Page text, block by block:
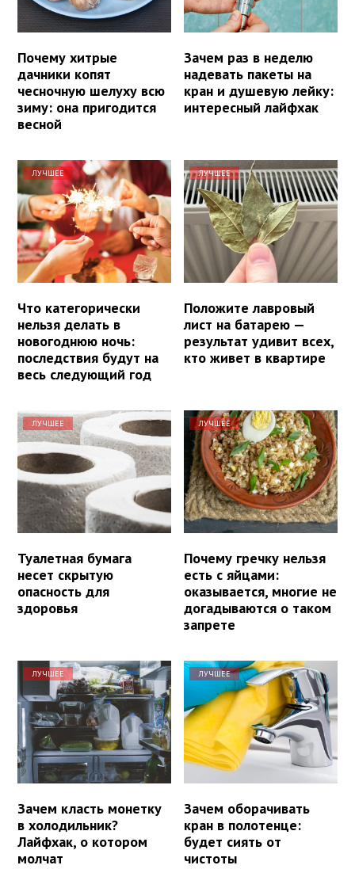
Почему хитрые
дачники копят
чесночную шелуху всю
зиму: она пригодится
весной
Зачем раз в неделю
надевать пакеты на
кран и душевую лейку:
интересный лайфхак
ЛУЧШЕЕ
Что категорически
нельзя делать в
новогоднюю ночь:
последствия будут на
весь следующий год
ЛУЧШЕЕ
Положите лавровый
лист на батарею —
результат удивит всех,
кто живет в квартире
ЛУЧШЕЕ
Туалетная бумага
несет скрытую
опасность для
здоровья
ЛУЧШЕЕ
Почему гречку нельзя
есть с яйцами:
оказывается, многие не
догадываются о таком
запрете
ЛУЧШЕЕ
Зачем класть монетку
в холодильник?
Лайфхак, о котором
молчат
ЛУЧШЕЕ
Зачем оборачивать
кран в полотенце:
будет сиять от
чистоты